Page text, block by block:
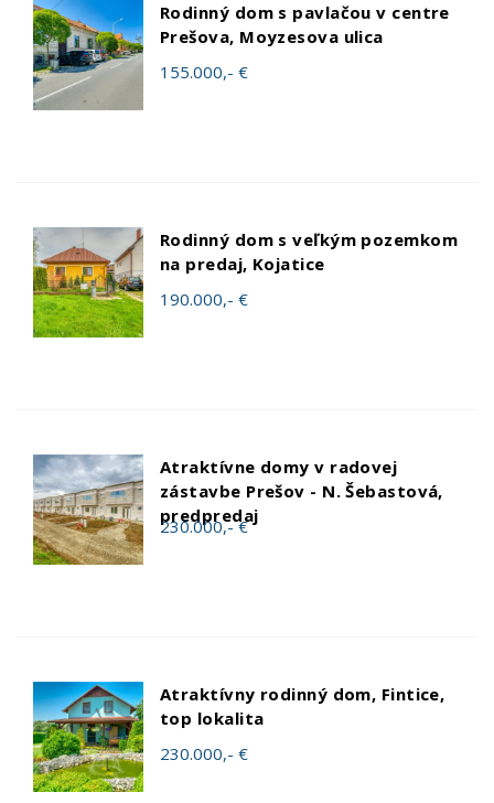
Rodinný dom s pavlačou v centre
Prešova, Moyzesova ulica
155.000,- €
Rodinný dom s veľkým pozemkom
na predaj, Kojatice
190.000,- €
Atraktívne domy v radovej
zástavbe Prešov - N. Šebastová,
predpredaj
230.000,- €
Atraktívny rodinný dom, Fintice,
top lokalita
230.000,- €